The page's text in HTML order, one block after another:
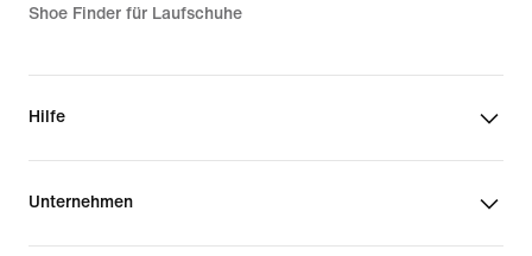
Shoe Finder für Laufschuhe
Hilfe
Unternehmen